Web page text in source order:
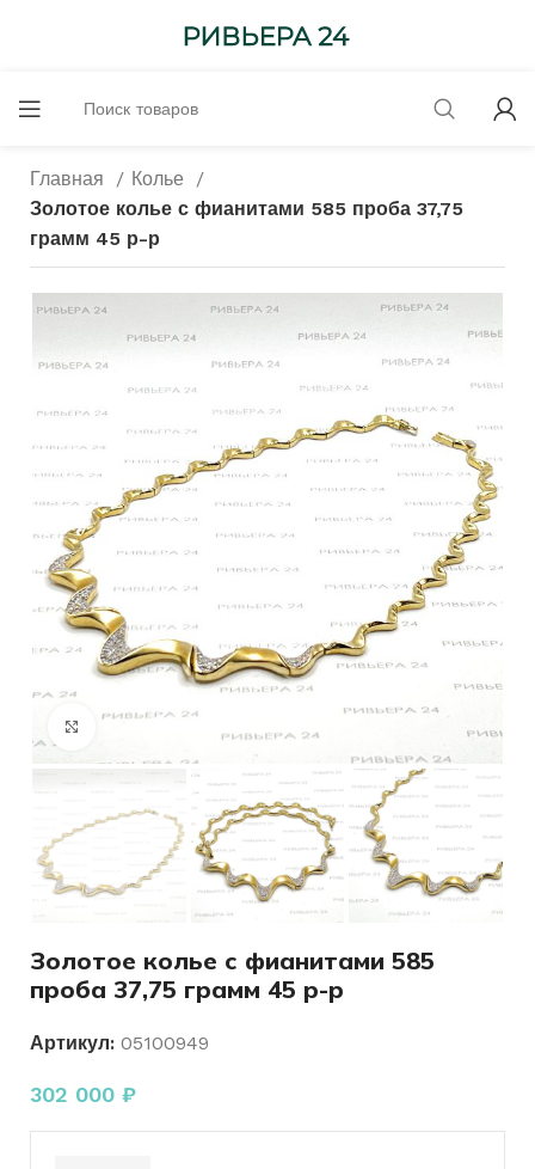
Главная
Колье
Золотое колье с фианитами 585 проба 37,75
грамм 45 р-р
Золотое колье с фианитами 585
проба 37,75 грамм 45 р-р
Артикул: 05100949
302 000 ₽